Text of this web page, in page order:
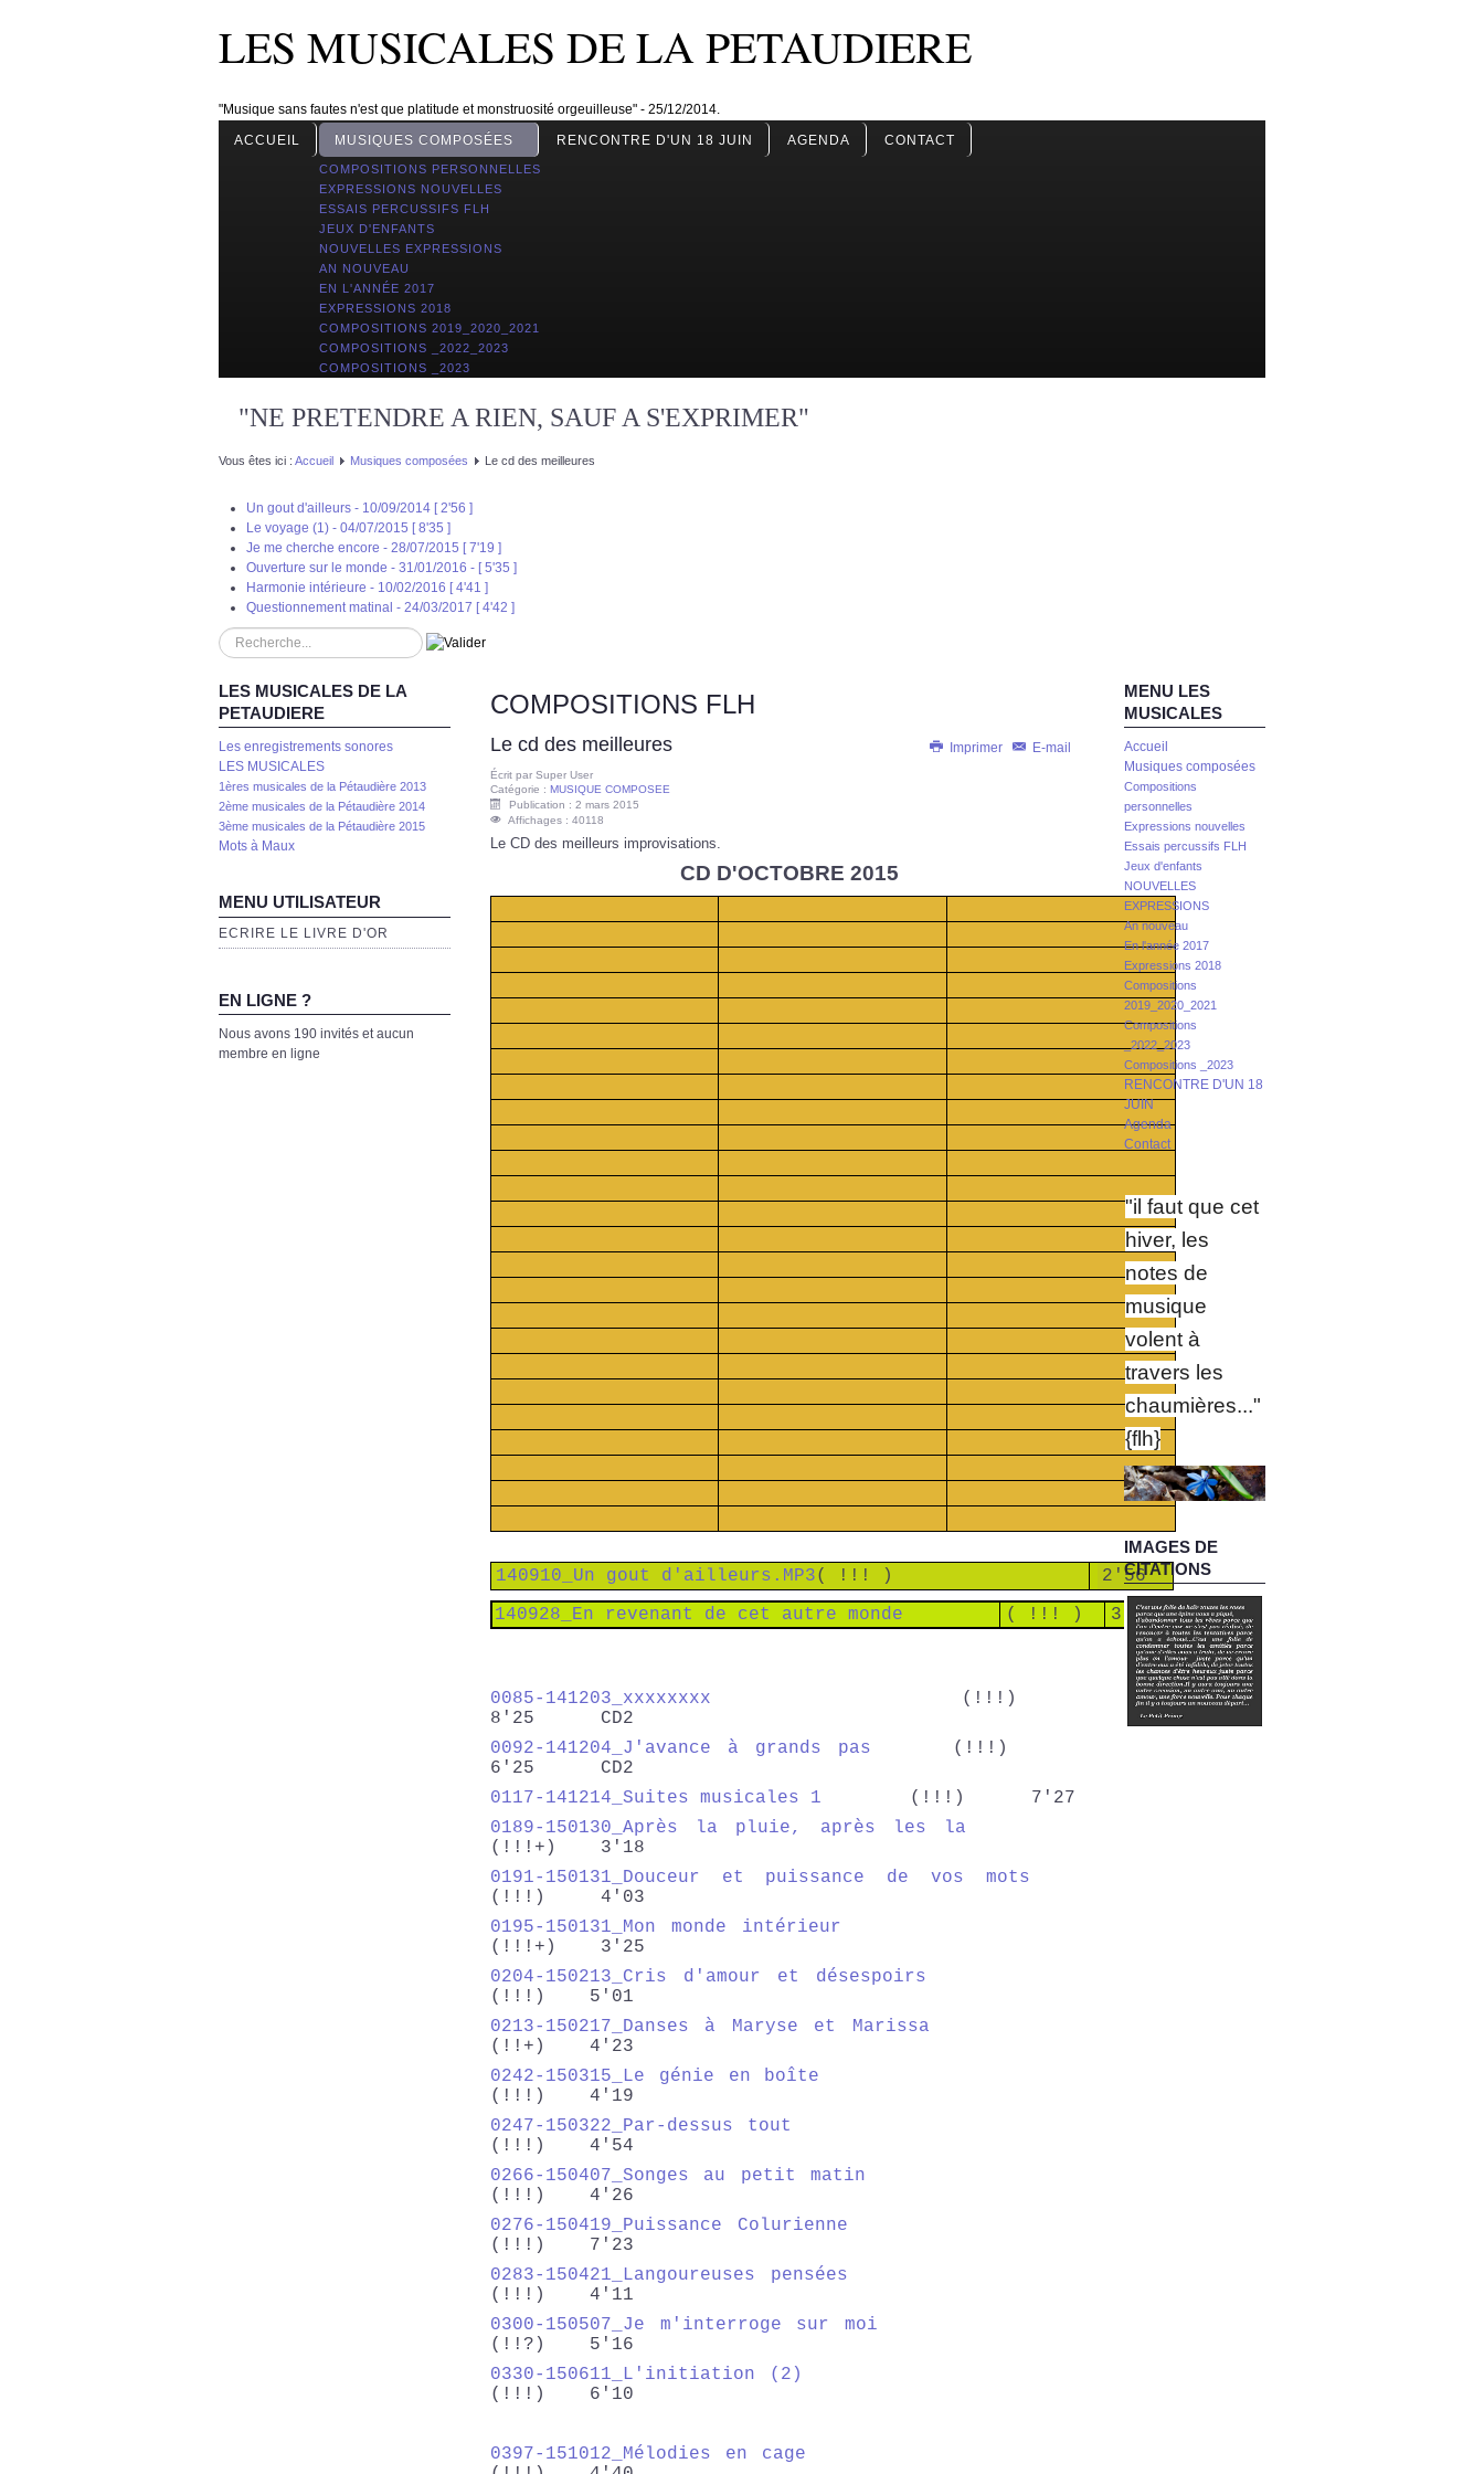
LES MUSICALES DE LA PETAUDIERE
"Musique sans fautes n'est que platitude et monstruosité orgeuilleuse" - 25/12/2014.
ACCUEIL
MUSIQUES COMPOSÉES
COMPOSITIONS PERSONNELLES
EXPRESSIONS NOUVELLES
ESSAIS PERCUSSIFS FLH
JEUX D'ENFANTS
NOUVELLES EXPRESSIONS
AN NOUVEAU
EN L'ANNÉE 2017
EXPRESSIONS 2018
COMPOSITIONS 2019_2020_2021
COMPOSITIONS _2022_2023
COMPOSITIONS _2023
RENCONTRE D'UN 18 JUIN AGENDA CONTACT
"NE PRETENDRE A RIEN, SAUF A S'EXPRIMER"
Vous êtes ici : Accueil Musiques composées Le cd des meilleures
Un gout d'ailleurs - 10/09/2014 [ 2'56 ]
Le voyage (1) - 04/07/2015 [ 8'35 ]
Je me cherche encore - 28/07/2015 [ 7'19 ]
Ouverture sur le monde - 31/01/2016 - [ 5'35 ]
Harmonie intérieure - 10/02/2016 [ 4'41 ]
Questionnement matinal - 24/03/2017 [ 4'42 ]
?
LES MUSICALES DE LA
PETAUDIERE
Les enregistrements sonores
LES MUSICALES
1ères musicales de la Pétaudière 2013
2ème musicales de la Pétaudière 2014
3ème musicales de la Pétaudière 2015
Mots à Maux
MENU UTILISATEUR
ECRIRE LE LIVRE D'OR
EN LIGNE ?
Nous avons 190 invités et aucun
membre en ligne
COMPOSITIONS FLH
Imprimer E-mail
Le cd des meilleures
Écrit par Super User
Catégorie : MUSIQUE COMPOSEE
Publication : 2 mars 2015
Affichages : 40118
Le CD des meilleurs improvisations.
CD D'OCTOBRE 2015
140910_Un gout d'ailleurs.MP3( !!! )
2'56
140928_En revenant de cet autre monde
( !!! ) 3'58
0085-141203_xxxxxxxx (!!!)
8'25 CD2
0092-141204_J'avance à grands pas (!!!)
6'25 CD2
0117-141214_Suites musicales 1 (!!!) 7'27
0189-150130_Après la pluie, après les la
(!!!+) 3'18
0191-150131_Douceur et puissance de vos mots
(!!!) 4'03
0195-150131_Mon monde intérieur
(!!!+) 3'25
0204-150213_Cris d'amour et désespoirs
(!!!) 5'01
0213-150217_Danses à Maryse et Marissa
(!!+) 4'23
0242-150315_Le génie en boîte
(!!!) 4'19
0247-150322_Par-dessus tout
(!!!) 4'54
0266-150407_Songes au petit matin
(!!!) 4'26
0276-150419_Puissance Colurienne
(!!!) 7'23
0283-150421_Langoureuses pensées
(!!!) 4'11
0300-150507_Je m'interroge sur moi
(!!?) 5'16
0330-150611_L'initiation (2)
(!!!) 6'10
0397-151012_Mélodies en cage
MENU LES
MUSICALES
Accueil
Musiques composées
Compositions
personnelles
Expressions nouvelles
Essais percussifs FLH
Jeux d'enfants
NOUVELLES
EXPRESSIONS
An nouveau
En l'année 2017
Expressions 2018
Compositions
2019_2020_2021
Compositions
_2022_2023
Compositions _2023
RENCONTRE D'UN 18
JUIN
Agenda
Contact
"il faut que cet
hiver, les
notes de
musique
volent à
travers les
chaumières..."
{flh}
IMAGES DE
CITATIONS